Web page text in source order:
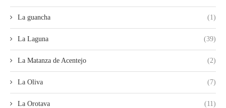
La guancha (1)
La Laguna (39)
La Matanza de Acentejo (2)
La Oliva (7)
La Orotava (11)